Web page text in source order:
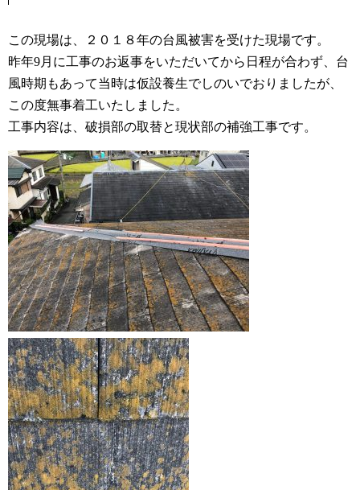
この現場は、２０１８年の台風被害を受けた現場です。
昨年9月に工事のお返事をいただいてから日程が合わず、台
風時期もあって当時は仮設養生でしのいでおりましたが、
この度無事着工いたしました。
工事内容は、破損部の取替と現状部の補強工事です。